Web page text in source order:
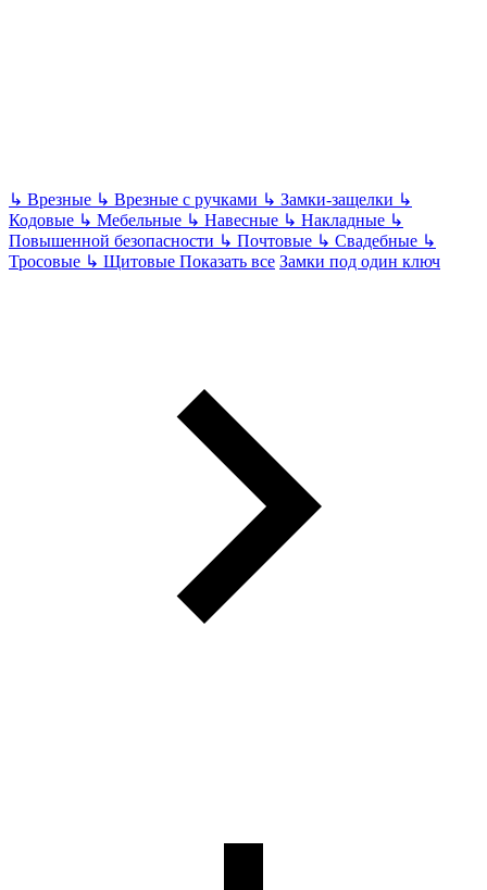
↳ Врезные ↳ Врезные с ручками ↳ Замки-защелки ↳
Кодовые ↳ Мебельные ↳ Навесные ↳ Накладные ↳
Повышенной безопасности ↳ Почтовые ↳ Свадебные ↳
Тросовые ↳ Щитовые Показать все Замки под один ключ